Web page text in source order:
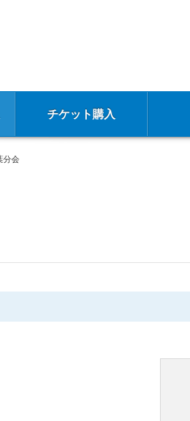
チケット購入
分会